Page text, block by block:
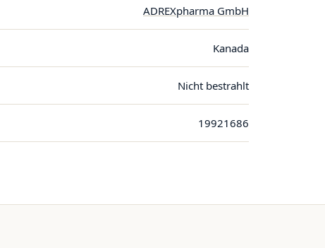
ADREXpharma GmbH
Kanada
Nicht bestrahlt
19921686